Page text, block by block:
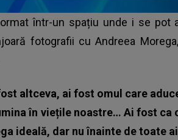
într-un spațiu unde i se pot
fotografii cu Andreea
altceva, ai fost omul care
în viețile noastre… Ai fost ca
ideală, dar nu înainte de toate